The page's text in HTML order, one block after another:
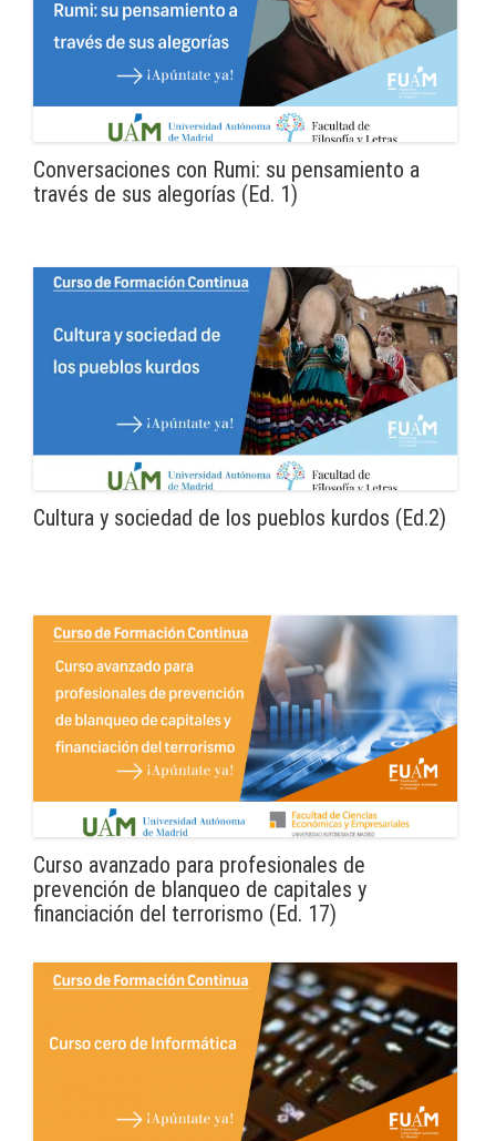
Conversaciones con Rumi: su pensamiento a
través de sus alegorías (Ed. 1)
Cultura y sociedad de los pueblos kurdos (Ed.2)
Curso avanzado para profesionales de
prevención de blanqueo de capitales y
financiación del terrorismo (Ed. 17)